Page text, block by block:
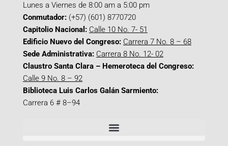
Lunes a Viernes de 8:00 am a 5:00 pm
Conmutador: (+57) (601) 8770720
Capitolio Nacional: Calle 10 No. 7- 51
Edificio Nuevo del Congreso: Carrera 7 No. 8 – 68
Sede Administrativa: Carrera 8 No. 12- 02
Claustro Santa Clara – Hemeroteca del Congreso:
Calle 9 No. 8 – 92
Biblioteca Luis Carlos Galán Sarmiento:
Carrera 6 # 8–94